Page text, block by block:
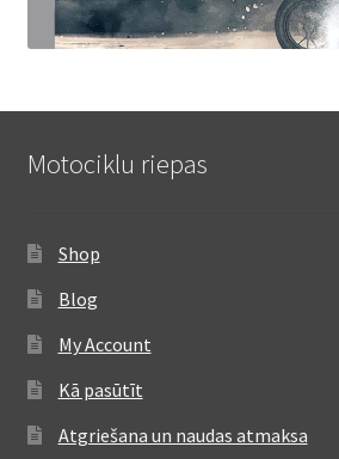
Motociklu riepas
Shop
Blog
My Account
Kā pasūtīt
Atgriešana un naudas atmaksa